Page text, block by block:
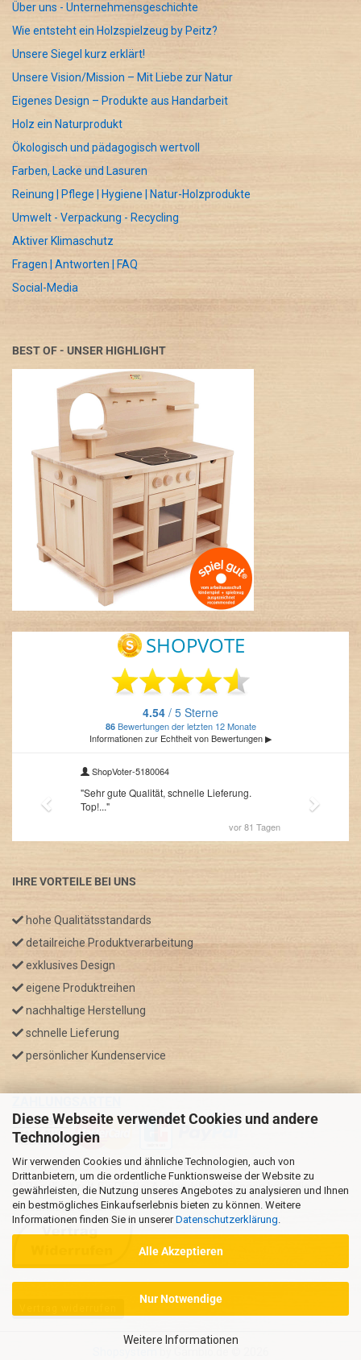
Diese Webseite verwendet Cookies und andere
Technologien
Wir verwenden Cookies und ähnliche Technologien, auch von
Drittanbietern, um die ordentliche Funktionsweise der Website zu
gewährleisten, die Nutzung unseres Angebotes zu analysieren und Ihnen
ein bestmögliches Einkaufserlebnis bieten zu können. Weitere
Informationen finden Sie in unsererDatenschutzerklärung
Alle Akzeptieren
Nur Notwendige
Weitere Informationen
Über uns - Unternehmensgeschichte
Wie entsteht ein Holzspielzeug by Peitz?
Unsere Siegel kurz erklärt!
Unsere Vision/Mission – Mit Liebe zur Natur
Eigenes Design – Produkte aus Handarbeit
Holz ein Naturprodukt
Ökologisch und pädagogisch wertvoll
Farben, Lacke und Lasuren
Reinung | Pflege | Hygiene | Natur-Holzprodukte
Umwelt - Verpackung - Recycling
Aktiver Klimaschutz
Fragen | Antworten | FAQ
Social-Media
BEST OF - UNSER HIGHLIGHT
IHRE VORTEILE BEI UNS
hohe Qualitätsstandards
detailreiche Produktverarbeitung
exklusives Design
eigene Produktreihen
nachhaltige Herstellung
schnelle Lieferung
persönlicher Kundenservice
* GRATIS VERSAND nur innerhalb Deutschland
** Regellaufzeit für DE, Bei Auslandsbestellungen kann die
Versandzeit variieren.